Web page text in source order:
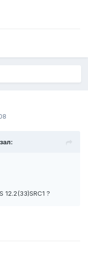
12.2(33)SRC1 ?